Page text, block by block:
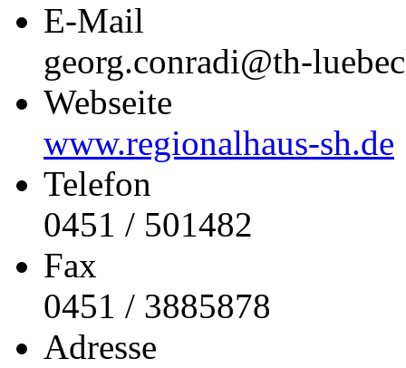
E-Mail
georg.conradi@th-
Webseite
www.regionalhaus-sh.de
Telefon
0451 / 501482
Fax
0451 / 3885878
Adresse